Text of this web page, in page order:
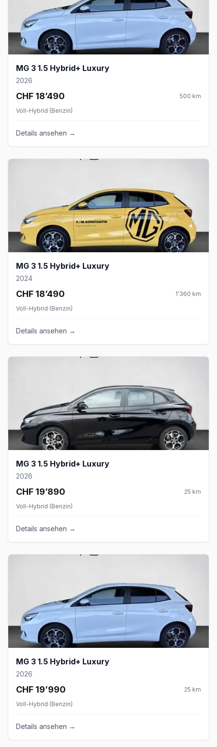
MG 3 1.5 Hybrid+ Luxury
2026
CHF 18’490 500 km
Voll-Hybrid (Benzin)
Details ansehen →
MG 3 1.5 Hybrid+ Luxury
2024
CHF 18’490 1’360 km
Voll-Hybrid (Benzin)
Details ansehen →
MG 3 1.5 Hybrid+ Luxury
2026
CHF 19’890 25 km
Voll-Hybrid (Benzin)
Details ansehen →
MG 3 1.5 Hybrid+ Luxury
2026
CHF 19’990 25 km
Voll-Hybrid (Benzin)
Details ansehen →